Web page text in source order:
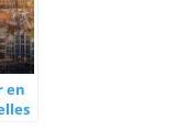
en